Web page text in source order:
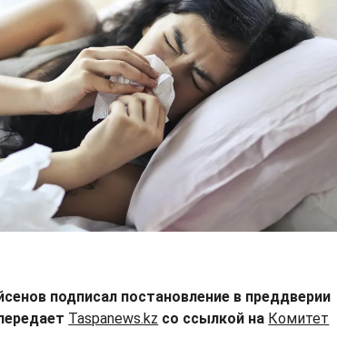
подписал постановление в преддверии
Taspanews.kz со ссылкой на Комитет